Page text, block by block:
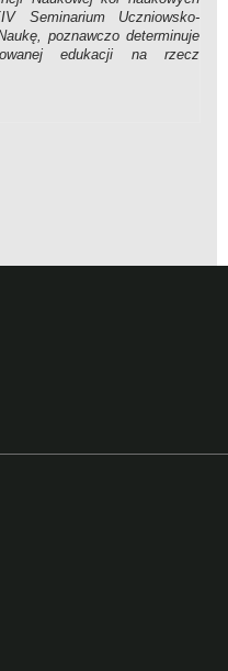
Seminarium Uczniowsko-
poznawczo determinuje
edukacji na rzecz